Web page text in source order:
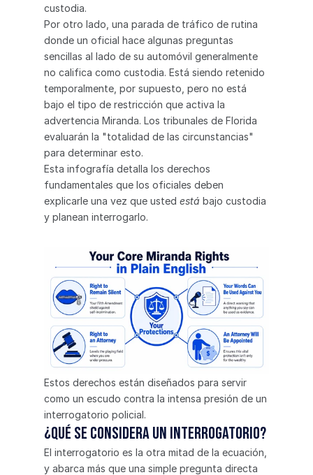
custodia.
Por otro lado, una parada de tráfico de rutina
donde un oficial hace algunas preguntas
sencillas al lado de su automóvil generalmente
no califica como custodia. Está siendo retenido
temporalmente, por supuesto, pero no está
bajo el tipo de restricción que activa la
advertencia Miranda. Los tribunales de Florida
evaluarán la "totalidad de las circunstancias"
para determinar esto.
Esta infografía detalla los derechos
fundamentales que los oficiales deben
explicarle una vez que usted está bajo custodia
y planean interrogarlo.
Estos derechos están diseñados para servir
como un escudo contra la intensa presión de un
interrogatorio policial.
¿Qué se considera un interrogatorio?
El interrogatorio es la otra mitad de la ecuación,
y abarca más que una simple pregunta directa